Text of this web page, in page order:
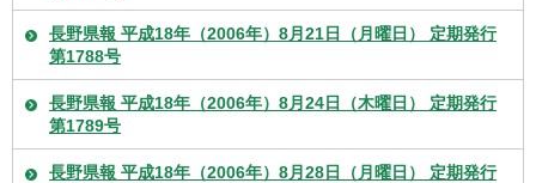
長野県報 平成18年（2006年）8月21日（月曜日） 定期発行
第1788号
長野県報 平成18年（2006年）8月24日（木曜日） 定期発行
第1789号
長野県報 平成18年（2006年）8月28日（月曜日） 定期発行